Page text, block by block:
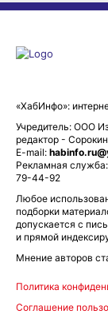
«ХабИнфо»:
Учредитель: ООО
редактор -
E-mail:
Рекламная служба:
79-44-92
Любое
подборки
допускается с
и прямой
Мнение авторов
Политика
Соглашение